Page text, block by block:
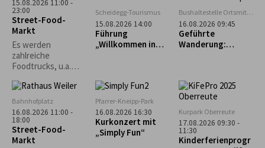
Veranstaltung
findet nur bei
trockenem Wetter
statt.*
Georg King!
15.08.2026 11:00 -
23:00
Street-Food-
Markt
Es werden
zahlreiche
Foodtrucks, u.a.
asiatisch und vieles
mehr erwartet.
Scheidegg-Tourismus
15.08.2026 14:00
Führung
„Willkommen in
Bushaltestelle Ortsmitte
Scheidegg
16.08.2026 09:45
Geführte
Wanderung:
Bahnhofplatz
16.08.2026 11:00 -
18:00
Street-Food-
Markt
Pfarrer-Kneipp-Park
16.08.2026 16:30
Kurkonzert mit
„Simply Fun“
Kurpark Oberreute
17.08.2026 09:30 -
11:30
Kinderferienprogr